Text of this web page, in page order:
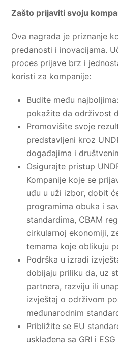
Zašto prijaviti svoju
Ova nagrada je priznanje
predanosti i inovacijama.
proces prijave brz i
koristi za kompanije:
Budite među
pokažite da održivost
Promovišite svoje
predstavljeni kroz
događajima i
Osigurajte pristup
Kompanije koje se
uđu u uži izbor, dobit
programima obuka i
standardima, CBAM
cirkularnoj ekonomiji,
temama koje oblikuju
Podrška u izradi
dobijaju priliku da, uz
partnera, razviju ili
izvještaj o održivom
međunarodnim
Približite se EU
usklađena sa GRI i